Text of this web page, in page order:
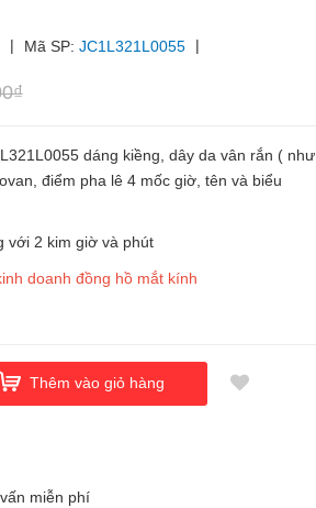
| Mã SP: JC1L321L0055 |
dáng kiềng, dây da vân rắn ( như
điểm pha lê 4 mốc giờ, tên và biểu
với 2 kim giờ và phút
doanh đồng hồ mắt kính
Thêm vào giỏ hàng
miễn phí